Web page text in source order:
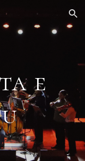
Skip to navigation
e